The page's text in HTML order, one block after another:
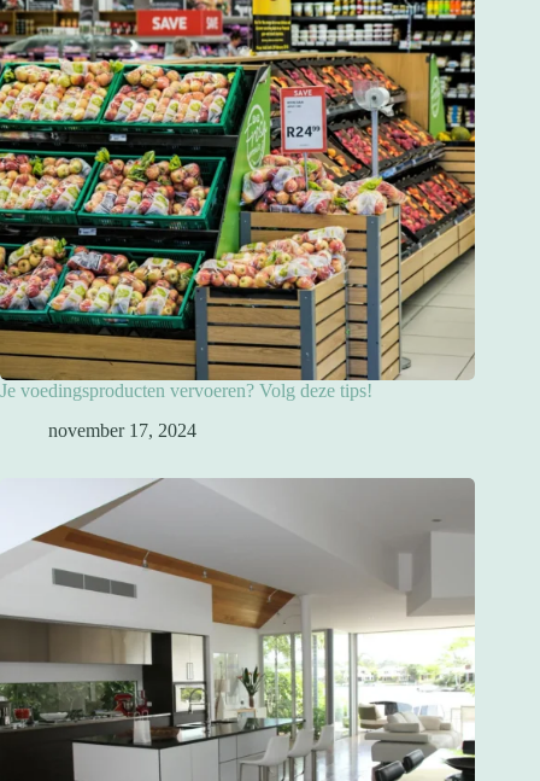
Je voedingsproducten vervoeren? Volg deze tips!
november 17, 2024